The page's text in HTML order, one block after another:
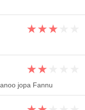
★★★
★★
jopa Fannu